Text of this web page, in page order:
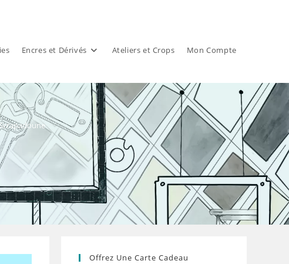
Encres et Dérivés Ateliers et Crops Mon Compte
Offrez Une Carte Cadeau